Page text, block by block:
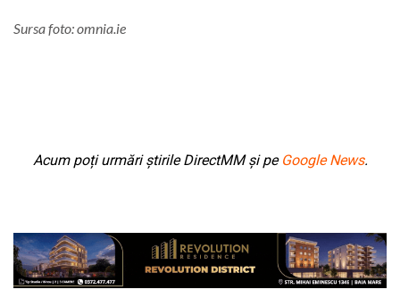
Sursa foto: omnia.ie
Acum poți urmări știrile DirectMM și pe Google News.